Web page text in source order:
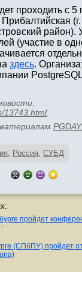
проходить с
(участие в
здесь.
13743.html.
, Россия, СУБД
пройдет
1
(СПбПУ) пройдет